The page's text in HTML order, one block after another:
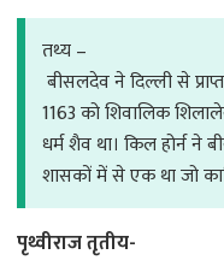
तथ्‍य –
बीसलदेव ने दिल्ली से
1163 को शिवालिक
धर्म शैव था। किल होर्न ने
शासकों में से एक था जो
पृथ्वीराज तृतीय-